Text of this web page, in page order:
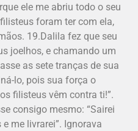
ele me abriu todo o seu
foram ter com ela,
19.Dalila fez que seu
joelhos, e chamando um
as sete tranças de sua
lo, pois sua força o
filisteus vêm contra ti!”.
consigo mesmo: “Sairei
me livrarei”. Ignorava